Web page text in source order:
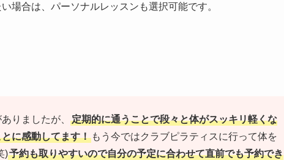
場合は、パーソナルレッスンも選択可能です。
りましたが、
定期的に通うことで段々と体がスッキリ軽くな
に感動してます！ もう今ではクラブピラティスに行って体を
)予約も取りやすいので自分の予定に合わせて直前でも予約でき